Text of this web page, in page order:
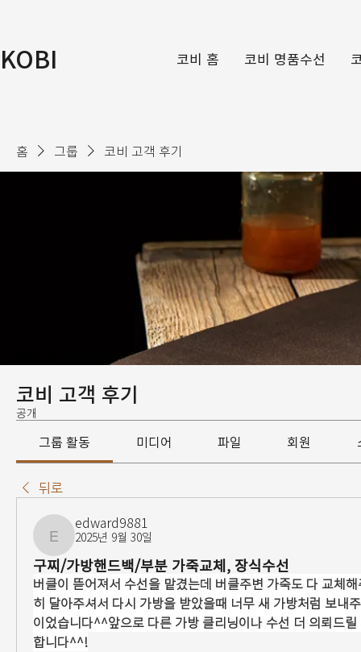
KOBI 코비 홈 코비 명품수선
홈 그룹 코비 고객 후기
코비 고객 후기
공개
그룹 활동 미디어 파일 회원
뒤로
edward9881
edward9881
2025년 9월 30일
구찌/가방핸드백/부분 가죽교체, 장식수선
버클이 뜯어져서 수선을 맡겼는데 버클주변 가죽도 다 교체
히 달아주셔서 다시 가방을 받았을때 너무 새 가방처럼 보내
이었습니다^^앞으로 다른 가방 클리닝이나 수선 더 의뢰드
합니다^^!